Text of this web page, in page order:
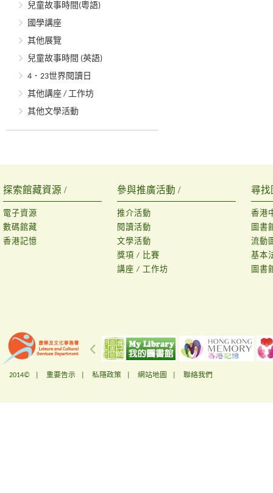
兒童故事時間(粵語)
國學講座
其他展覽
兒童故事時間 (英語)
4．23世界閱讀日
其他講座 / 工作坊
其他文學活動
探索館藏資源 /
電子資源
數碼館藏
香港記憶
參與推廣活動 /
推介活動
閱讀活動
文學活動
獎項 / 比賽
講座 / 工作坊
尋找
香港
圖書
流動
基本
圖書
2014© | 重要告示 私隱政策 網站地圖 聯絡我們